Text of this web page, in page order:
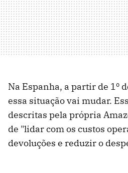
Na Espanha, a partir de 1º
essa situação vai mudar.
descritas pela própria
de "lidar com os custos
devoluções e reduzir o